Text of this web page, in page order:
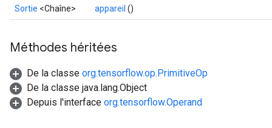
Sortie <Chaîne> appareil ()
Méthodes héritées
De la classe org.tensorflow.op.PrimitiveOp
De la classe java.lang.Object
Depuis l'interface org.tensorflow.Operand